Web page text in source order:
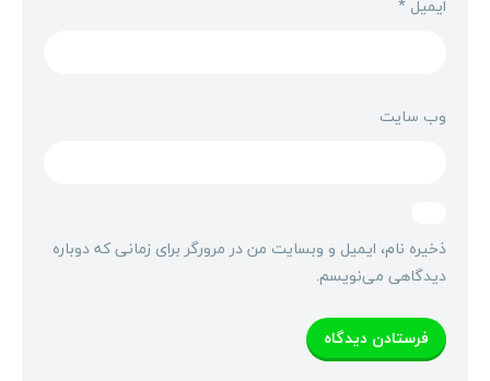
ایمیل *
وب‌ سایت
ذخیره نام، ایمیل و وبسایت من در مرورگر برای زمانی که دوباره
دیدگاهی می‌نویسم.